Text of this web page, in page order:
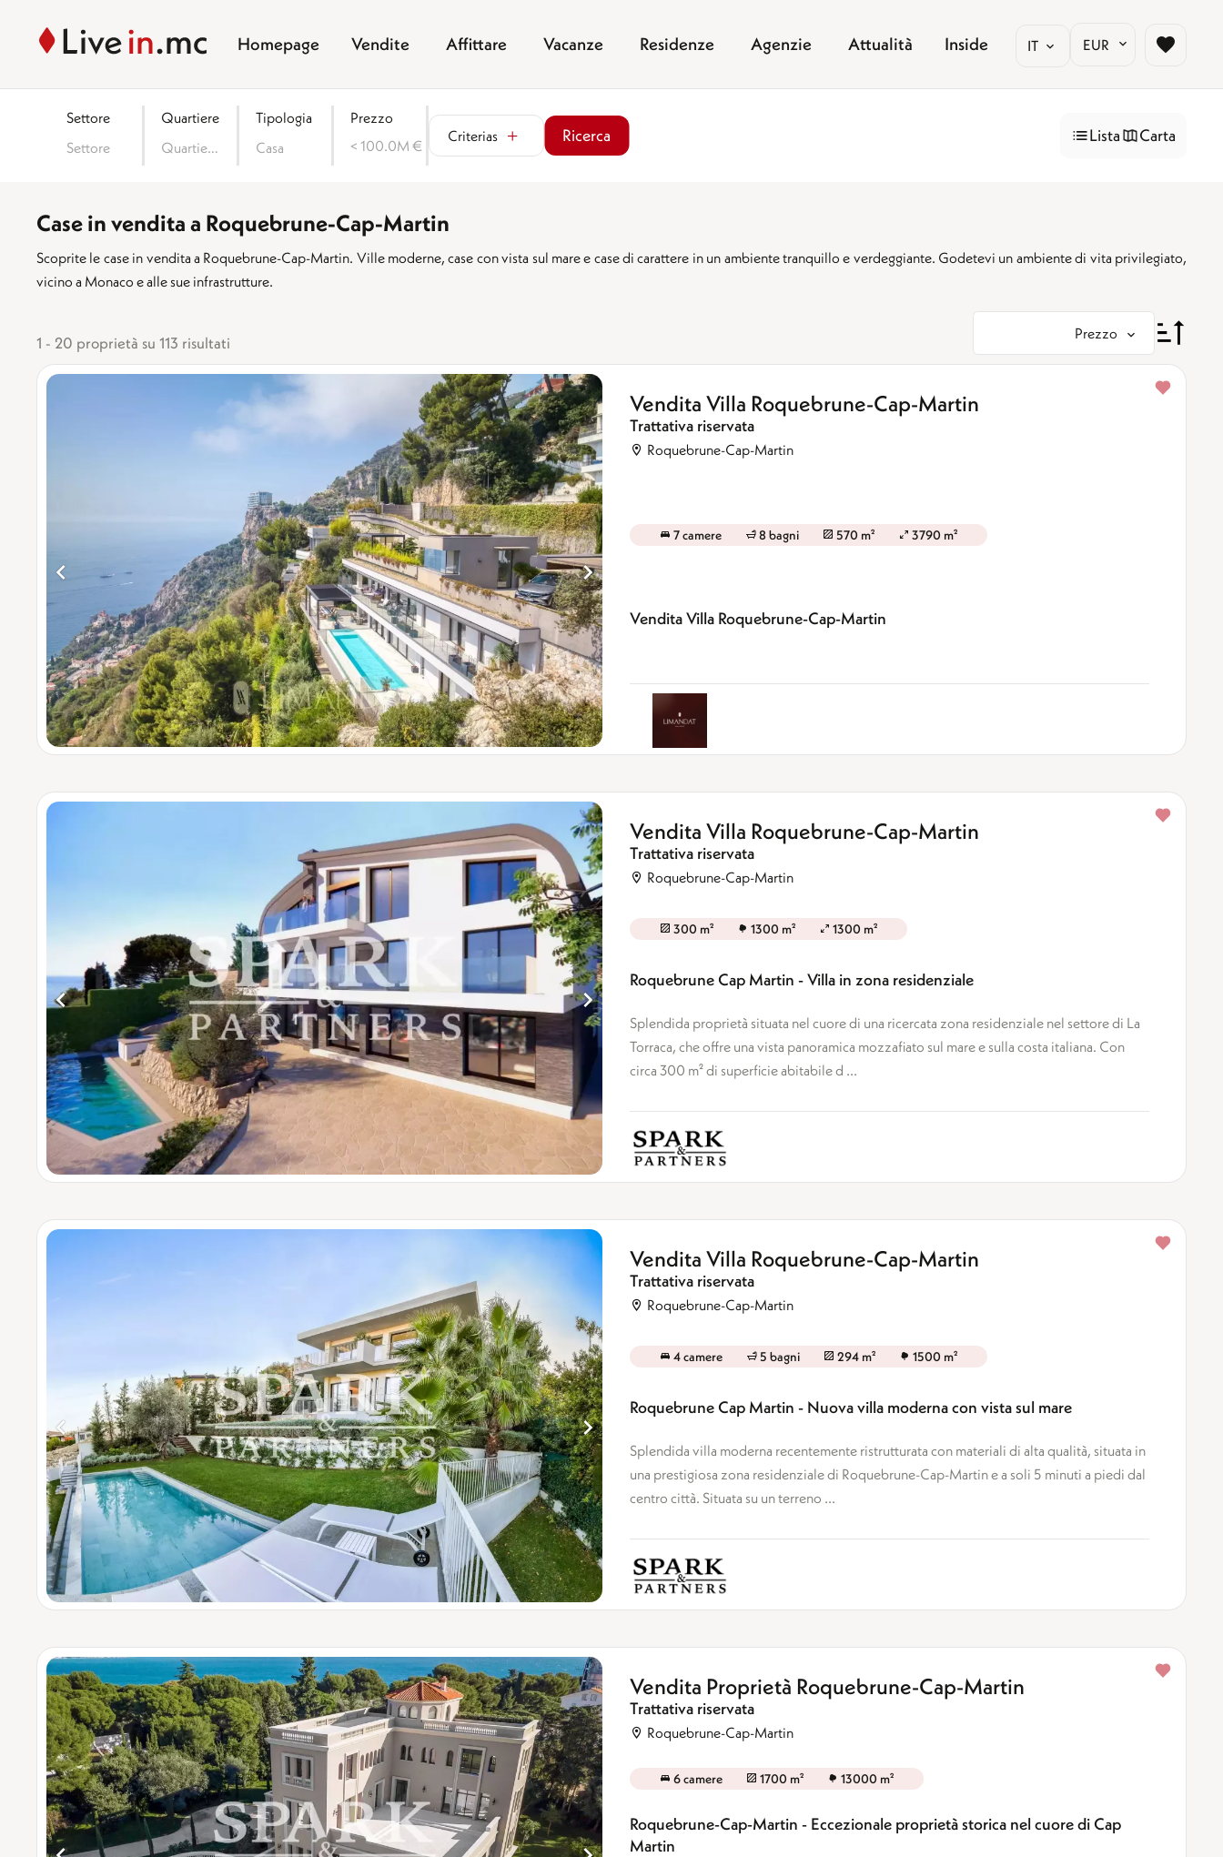
Homepage Vendite Affittare Vacanze Residenze Agenzie Attualità Inside IT EUR
Settore
Settore
Quartiere
Quartiere
Tipologia
Casa
Prezzo
< 100.0M €
Criterias
Balcone/terraza (47) Una camera (0)
Garage (0)
Ricerca Lista Carta
Case in vendita a Roquebrune-Cap-Martin
Scoprite le case in vendita a Roquebrune-Cap-Martin. Ville moderne, case con vista sul mare e case di carattere in un ambiente tranquillo e verdeggiante. Godetevi un ambiente di vita privilegiato,
vicino a Monaco e alle sue infrastrutture.
1 - 20 proprietà su 113 risultati Prezzo
Vendita Villa Roquebrune-Cap-Martin
Trattativa riservata
Roquebrune-Cap-Martin
7 camere 8 bagni 570 m² 3790 m²
Vendita Villa Roquebrune-Cap-Martin
Vendita Villa Roquebrune-Cap-Martin
Trattativa riservata
Roquebrune-Cap-Martin
300 m² 1300 m² 1300 m²
Roquebrune Cap Martin - Villa in zona residenziale
Splendida proprietà situata nel cuore di una ricercata zona residenziale nel settore di La
Torraca, che offre una vista panoramica mozzafiato sul mare e sulla costa italiana. Con
circa 300 m² di superficie abitabile d ...
Vendita Villa Roquebrune-Cap-Martin
Trattativa riservata
Roquebrune-Cap-Martin
4 camere 5 bagni 294 m² 1500 m²
Roquebrune Cap Martin - Nuova villa moderna con vista sul mare
Splendida villa moderna recentemente ristrutturata con materiali di alta qualità, situata in
una prestigiosa zona residenziale di Roquebrune-Cap-Martin e a soli 5 minuti a piedi dal
centro città. Situata su un terreno ...
Vendita Proprietà Roquebrune-Cap-Martin
Trattativa riservata
Roquebrune-Cap-Martin
6 camere 1700 m² 13000 m²
Roquebrune-Cap-Martin - Eccezionale proprietà storica nel cuore di Cap
Martin